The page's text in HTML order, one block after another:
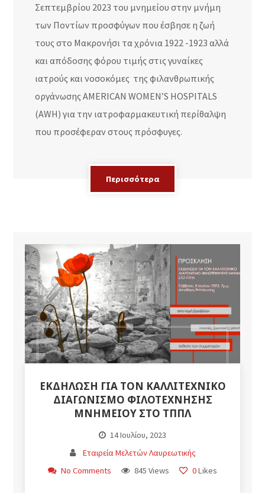
Σεπτεμβρίου 2023 του μνημείου στην μνήμη
των Ποντίων προσφύγων που έσβησε η ζωή
τους στο Μακρονήσι τα χρόνια 1922 -1923 αλλά
και απόδοσης φόρου τιμής στις γυναίκες
ιατρούς και νοσοκόμες της φιλανθρωπικής
οργάνωσης AMERICAN WOMEN’S HOSPITALS
(AWH) για την ιατροφαρμακευτική περίθαλψη
που προσέφεραν στους πρόσφυγες.
Περισσότερα
ΕΚΔΗΛΩΣΗ ΓΙΑ ΤΟΝ ΚΑΛΛΙΤΕΧΝΙΚΟ
ΔΙΑΓΩΝΙΣΜΟ ΦΙΛΟΤΕΧΝΗΣΗΣ
ΜΝΗΜΕΙΟΥ ΣΤΟ ΤΠΠΛ
14 Ιουλίου, 2023
Εταιρεία Μελετών Λαυρεωτικής
No Comments
845 Views 0Likes